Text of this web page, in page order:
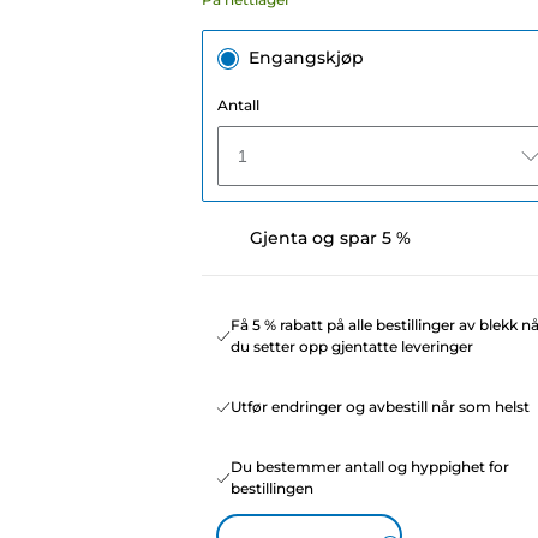
Engangskjøp
Antall
1
Gjenta og spar 5 %
Få 5 % rabatt på alle bestillinger av blekk
du setter opp gjentatte leveringer
Utfør endringer og avbestill når som helst
Du bestemmer antall og hyppighet for
bestillingen